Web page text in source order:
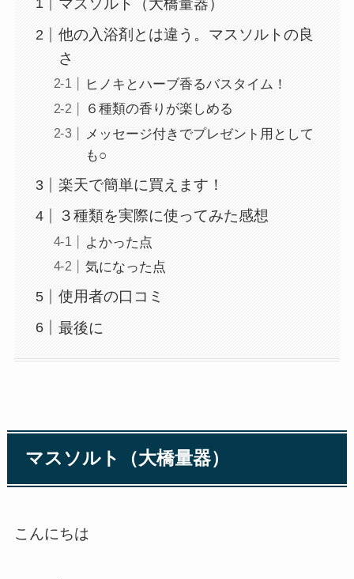
他の入浴剤とは違う。マスソルトの良
さ
ヒノキとハーブ香るバスタイム！
６種類の香りが楽しめる
メッセージ付きでプレゼント用として
も○
楽天で簡単に買えます！
３種類を実際に使ってみた感想
よかった点
気になった点
使用者の口コミ
最後に
マスソルト（大橋量器）
こんにちは